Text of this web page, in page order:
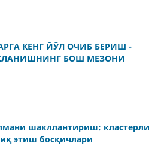
КЕНГ ЙЎЛ ОЧИБ БЕРИШ -
БОШ МЕЗОНИ
шакллантириш: кластерли
этиш босқичлари